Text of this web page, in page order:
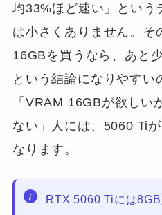
均33%ほど速い」という
は小さくありません。そ
16GBを買うなら、あと
という結論になりやすい
「VRAM 16GBが欲しい
ない」人には、5060 Ti
なります。
RTX 5060 Tiには